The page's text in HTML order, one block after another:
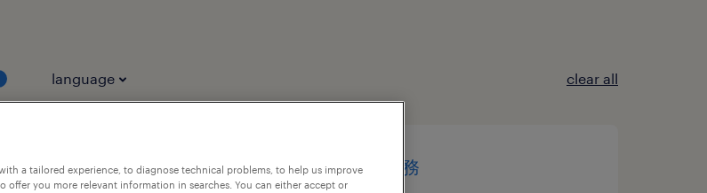
language clear all
人事・総務
a tailored experience, to diagnose technical problems, to help us improve
offer you more relevant information in searches. You can either accept or